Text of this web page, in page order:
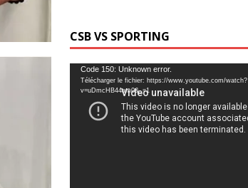
CSB VS SPORTING
Lecteur
vidéo
Code 150: Unknown error.
Télécharger le fichier: https://www.youtube.com/watch?
v=uDmcHB44am0&_=1